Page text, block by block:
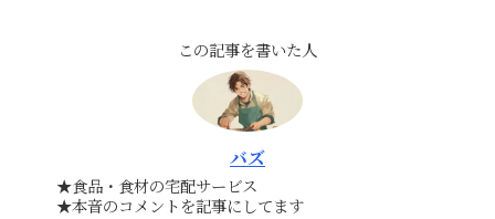
この記事を書いた人
バズ
★食品・食材の宅配サービス
★本音のコメントを記事にしてます